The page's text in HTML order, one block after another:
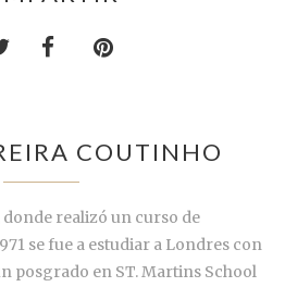
COUTINHO
donde realizó un curso de
se fue a estudiar a Londres con
posgrado en ST. Martins School